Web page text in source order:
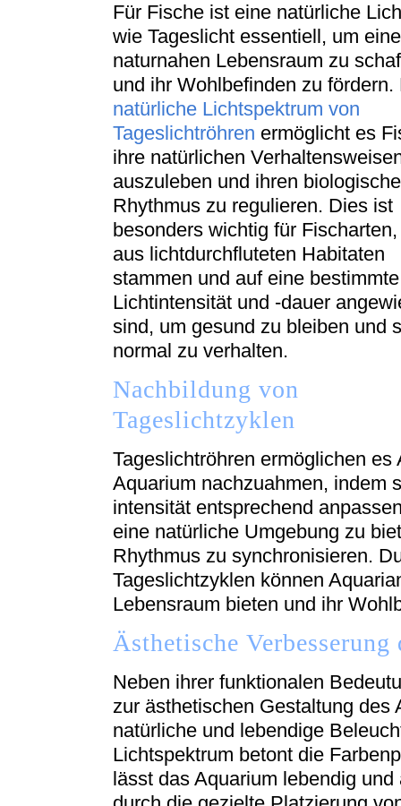
Für Fische ist eine natürliche
wie Tageslicht essentiell, um
naturnahen Lebensraum zu
und ihr Wohlbefinden zu fördern.
natürliche Lichtspektrum von
Tageslichtröhren ermöglicht es
ihre natürlichen
auszuleben und ihren
Rhythmus zu regulieren. Dies ist
besonders wichtig für
aus lichtdurchfluteten Habitaten
stammen und auf eine bestimmte
Lichtintensität und -dauer
sind, um gesund zu bleiben und
normal zu verhalten.
Nachbildung von
Tageslichtzyklen
Tageslichtröhren ermöglichen
Aquarium nachzuahmen, indem
intensität entsprechend
eine natürliche Umgebung zu
Rhythmus zu synchronisieren.
Tageslichtzyklen können
Lebensraum bieten und ihr
Ästhetische
Neben ihrer funktionalen
zur ästhetischen Gestaltung des
natürliche und lebendige
Lichtspektrum betont die
lässt das Aquarium lebendig